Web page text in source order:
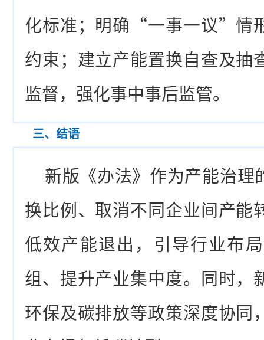
化标准；明确“一事一议”情
约束；建立产能置换自查及抽
监督，强化事中事后监管。
三、结语
新版《办法》作为产能治理
换比例、取消不同企业间产能
低效产能退出，引导行业布
组、提升产业集中度。同时，
环保及碳排放等政策深度协同